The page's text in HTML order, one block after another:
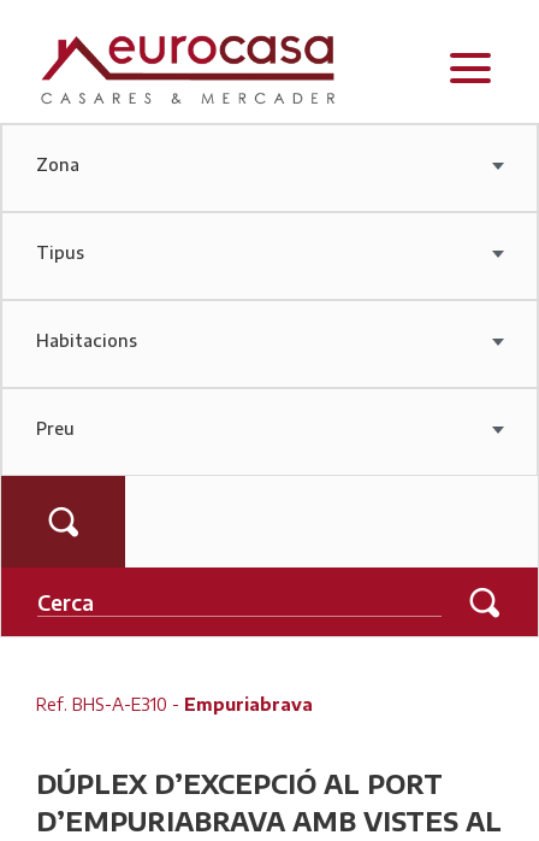
Zona
Tipus
Habitacions
Preu
Ref. BHS-A-E310 - Empuriabrava
DÚPLEX D’EXCEPCIÓ AL PORT
D’EMPURIABRAVA AMB VISTES AL